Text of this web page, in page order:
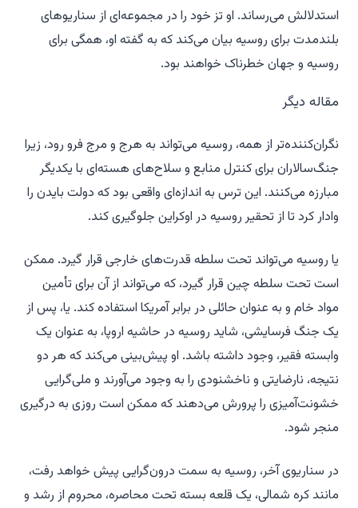
استدلالش می‌رساند. او تز خود را در مجموعه‌ای از سناریوهای
بلندمدت برای روسیه بیان می‌کند که به گفته او، همگی برای
روسیه و جهان خطرناک خواهند بود.
مقاله دیگر
نگران‌کننده‌تر از همه، روسیه می‌تواند به هرج و مرج فرو رود، زیرا
جنگ‌سالاران برای کنترل منابع و سلاح‌های هسته‌ای با یکدیگر
مبارزه می‌کنند. این ترس به اندازه‌ای واقعی بود که دولت بایدن را
وادار کرد تا از تحقیر روسیه در اوکراین جلوگیری کند.
یا روسیه می‌تواند تحت سلطه قدرت‌های خارجی قرار گیرد. ممکن
است تحت سلطه چین قرار گیرد، که می‌تواند از آن برای تأمین
مواد خام و به عنوان حائلی در برابر آمریکا استفاده کند. یا، پس از
یک جنگ فرسایشی، شاید روسیه در حاشیه اروپا، به عنوان یک
وابسته فقیر، وجود داشته باشد. او پیش‌بینی می‌کند که هر دو
نتیجه، نارضایتی و ناخشنودی را به وجود می‌آورند و ملی‌گرایی
خشونت‌آمیزی را پرورش می‌دهند که ممکن است روزی به درگیری
منجر شود.
در سناریوی آخر، روسیه به سمت درون‌گرایی پیش خواهد رفت،
مانند کره شمالی، یک قلعه بسته تحت محاصره، محروم از رشد و